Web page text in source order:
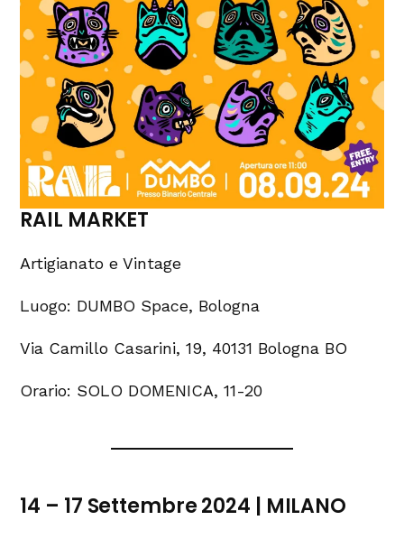
RAIL MARKET
Artigianato e Vintage
Luogo: DUMBO Space, Bologna
Via Camillo Casarini, 19, 40131 Bologna BO
Orario: SOLO DOMENICA, 11-20
14 – 17 Settembre 2024 | MILANO